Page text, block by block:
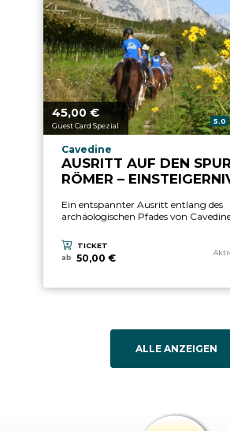
aria.price_from_prefix
45,00 €
Guest Card Spezial
5.0
aria.experience_location_prefix
Cavedine
AUSRITT AUF DEN
RÖMER –
Ein entspannter Ausritt entlang des
archäologischen Pfades von
TICKET
ab
50,00 €
ALLE ANZEIGEN